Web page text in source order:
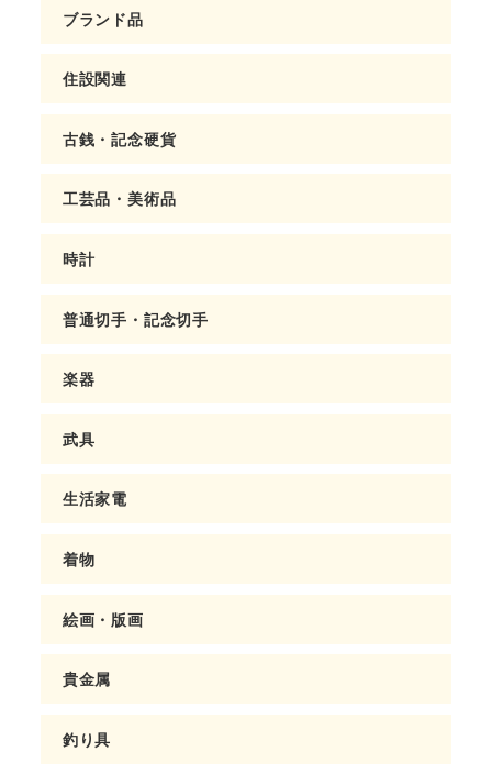
ブランド品
住設関連
古銭・記念硬貨
工芸品・美術品
時計
普通切手・記念切手
楽器
武具
生活家電
着物
絵画・版画
貴金属
釣り具